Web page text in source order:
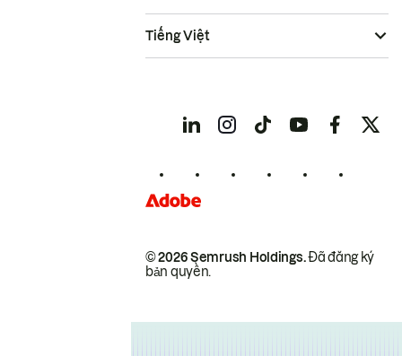
© 2026 Semrush Holdings.Đã đăng ký
bản quyền.
Tiếng Việt